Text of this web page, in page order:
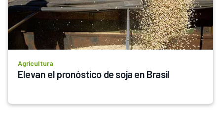
Agricultura
Elevan el pronóstico de soja en Brasil